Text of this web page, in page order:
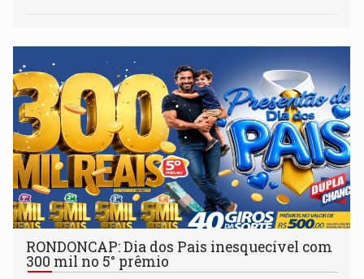
RONDONCAP: Dia dos Pais inesquecível com
300 mil no 5° prêmio